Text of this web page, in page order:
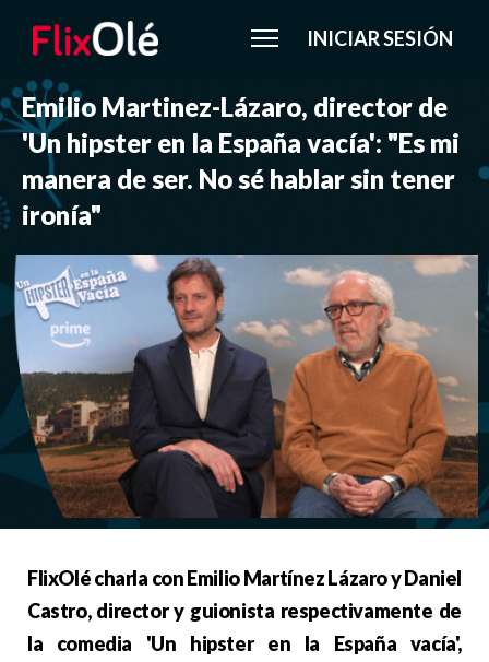
INICIAR SESIÓN
Emilio Martinez-Lázaro, director de
'Un hipster en la España vacía': "Es mi
manera de ser. No sé hablar sin tener
ironía"
FlixOlé charla con Emilio Martínez Lázaro y Daniel
Castro, director y guionista respectivamente de
la comedia 'Un hipster en la España vacía',